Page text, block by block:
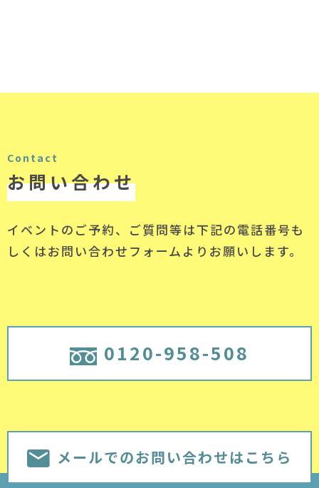
Contact
お問い合わせ
イベントのご予約、ご質問等は下記の電話番号も
しくはお問い合わせフォームよりお願いします。
0120-958-508
メールでのお問い合わせはこちら